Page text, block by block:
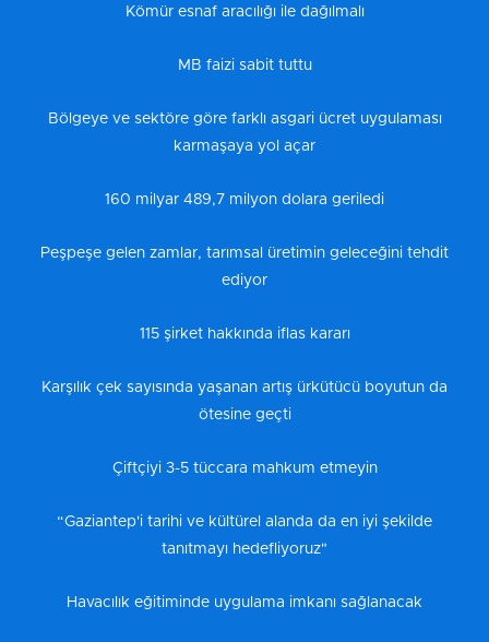
Kömür esnaf aracılığı ile dağılmalı
MB faizi sabit tuttu
Bölgeye ve sektöre göre farklı asgari ücret uygulaması
karmaşaya yol açar
160 milyar 489,7 milyon dolara geriledi
Peşpeşe gelen zamlar, tarımsal üretimin geleceğini tehdit
ediyor
115 şirket hakkında iflas kararı
Karşılık çek sayısında yaşanan artış ürkütücü boyutun da
ötesine geçti
Çiftçiyi 3-5 tüccara mahkum etmeyin
“Gaziantep'i tarihi ve kültürel alanda da en iyi şekilde
tanıtmayı hedefliyoruz"
Havacılık eğitiminde uygulama imkanı sağlanacak